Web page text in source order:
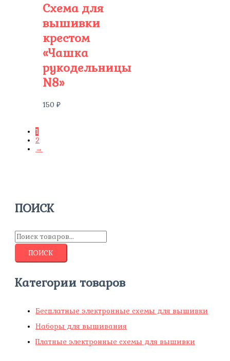
Схема для
вышивки
крестом
«Чашка
рукодельницы
N8»
150 ₽
1
2
→
ПОИСК
ПОИСК
Категории товаров
Бесплатные электронные схемы для вышивки
Наборы для вышивания
Платные электронные схемы для вышивки